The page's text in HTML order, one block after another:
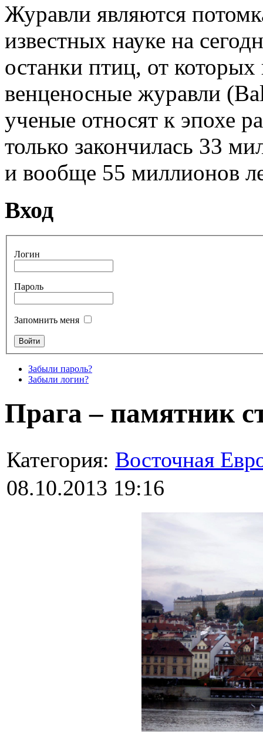
Журавли являются
известных науке на
останки птиц, от
венценосные журавли
ученые относят к эпохе
только закончилась 33
и вообще 55 миллионов
Вход
Логин
Пароль
Запомнить меня
Забыли пароль?
Забыли логин?
Прага – памятник
Категория: Восточная
08.10.2013 19:16